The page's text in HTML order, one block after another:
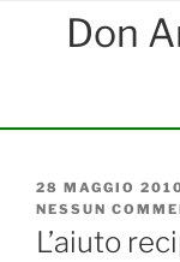
PUBBLICATO
IL
28 MAGGIO
NESSUN
L’aiuto